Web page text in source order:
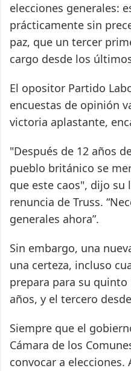
elecciones generales:
prácticamente sin
paz, que un tercer
cargo desde los
El opositor Partido
encuestas de opinión
victoria aplastante,
"Después de 12 años
pueblo británico se
que este caos", dijo su
renuncia de Truss.
generales ahora”.
Sin embargo, una
una certeza, incluso
prepara para su
años, y el tercero
Siempre que el
Cámara de los
convocar a elecciones.